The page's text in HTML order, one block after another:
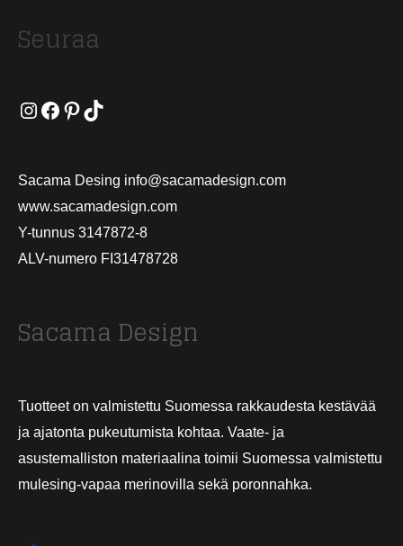
Seuraa
Instagram
Facebook
Pinterest
TikTok
Sacama Desing info@sacamadesign.com
www.sacamadesign.com
Y-tunnus 3147872-8
ALV-numero FI31478728
Sacama Design
Tuotteet on valmistettu Suomessa rakkaudesta kestävää
ja ajatonta pukeutumista kohtaa. Vaate- ja
asustemalliston materiaalina toimii Suomessa valmistettu
mulesing-vapaa merinovilla sekä poronnahka.